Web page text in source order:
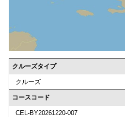
クルーズタイプ
クルーズ
コースコード
CEL-BY20261220-007